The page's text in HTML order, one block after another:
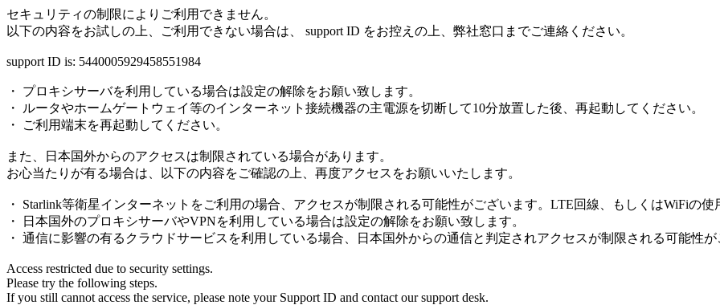
セキュリティの制限によりご利用できません。
以下の内容をお試しの上、ご利用できない場合は、 support ID をお控えの上、弊社窓口までご連絡ください。
support ID is: 5440005929458551984
・ プロキシサーバを利用している場合は設定の解除をお願い致します。
・ ルータやホームゲートウェイ等のインターネット接続機器の主電源を切断して10分放置した後、再起動してください。
・ ご利用端末を再起動してください。
また、日本国外からのアクセスは制限されている場合があります。
お心当たりが有る場合は、以下の内容をご確認の上、再度アクセスをお願いいたします。
・ Starlink等衛星インターネットをご利用の場合、アクセスが制限される可能性がございます。LTE回線、もしくはWiFiの使
・ 日本国外のプロキシサーバやVPNを利用している場合は設定の解除をお願い致します。
・ 通信に影響の有るクラウドサービスを利用している場合、日本国外からの通信と判定されアクセスが制限される可能性が
Access restricted due to security settings.
Please try the following steps.
If you still cannot access the service, please note your Support ID and contact our support desk.